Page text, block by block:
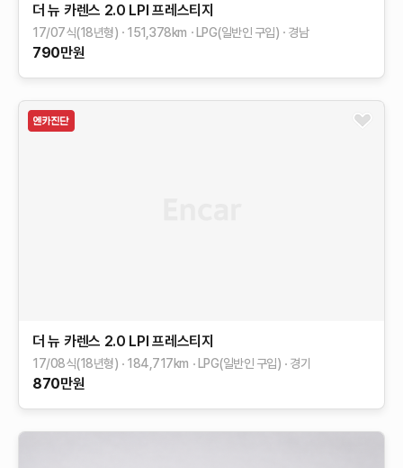
더 뉴 카렌스 2.0 LPI 프레스티지
17/07식(18년형) 151,378km LPG(일반인 구입) 경남
790만원
더 뉴 카렌스 2.0 LPI 프레스티지
17/08식(18년형) 184,717km LPG(일반인 구입) 경기
870만원